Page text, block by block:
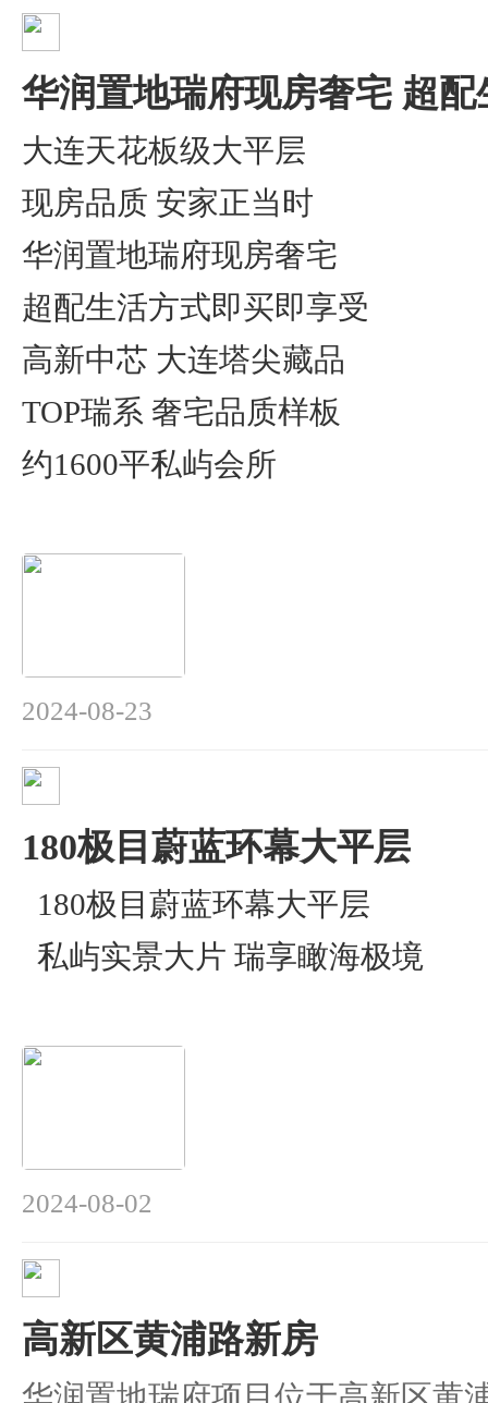
华润置地瑞府现房奢宅 超
大连天花板级大平层
现房品质 安家正当时
华润置地瑞府现房奢宅
超配生活方式即买即享受
高新中芯 大连塔尖藏品
TOP瑞系 奢宅品质样板
约1600平私屿会所
2024-08-23
180极目蔚蓝环幕大平层
180极目蔚蓝环幕大平层
私屿实景大片 瑞享瞰海极境
2024-08-02
高新区黄浦路新房